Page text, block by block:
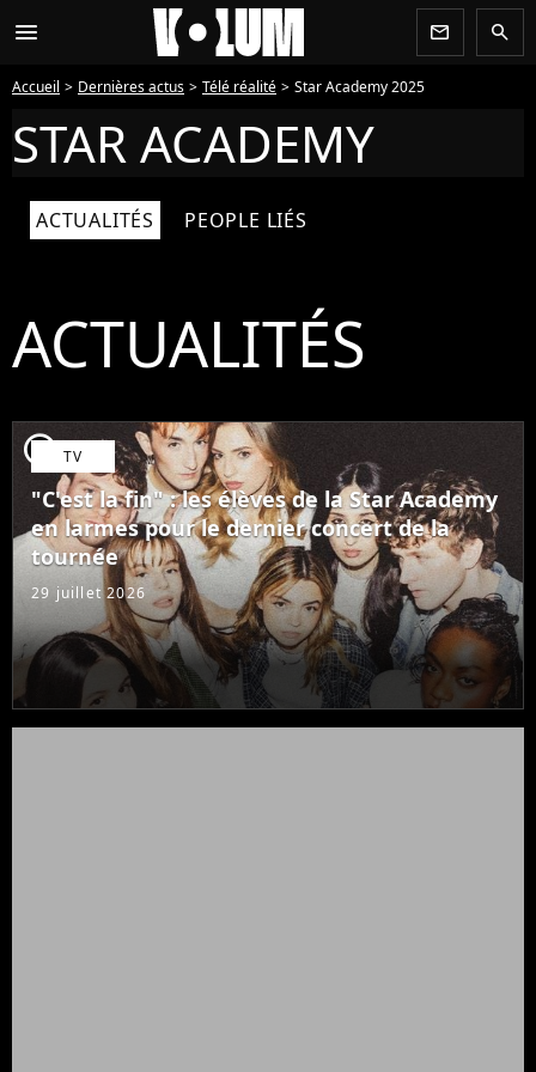
menu newsletter search
Accueil Dernières actus Télé réalité Star Academy 2025
STAR ACADEMY
ACTUALITÉS PEOPLE LIÉS
ACTUALITÉS
player2 TV
"C'est la fin" : les élèves de la Star Academy
en larmes pour le dernier concert de la
tournée
29 juillet 2026